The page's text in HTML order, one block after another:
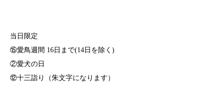
当日限定
⑮愛鳥週間 16日まで(14日を除く)
②愛犬の日
⑫十三詣り（朱文字になります）